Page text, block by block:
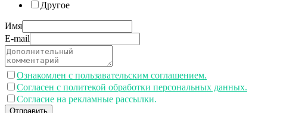
Другое
Имя
E-mail
Ознакомлен с пользавательским соглашением.
Согласен с политекой обработки персональных данных.
Согласие на рекламные рассылки.
Отправить